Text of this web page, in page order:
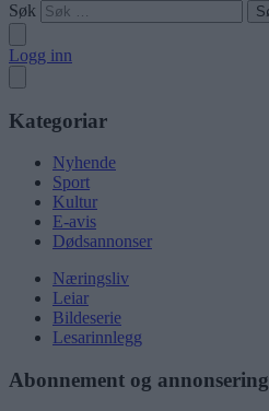
Søk
Logg inn
Kategoriar
Nyhende
Sport
Kultur
E-avis
Dødsannonser
Næringsliv
Leiar
Bildeserie
Lesarinnlegg
Abonnement og annonsering